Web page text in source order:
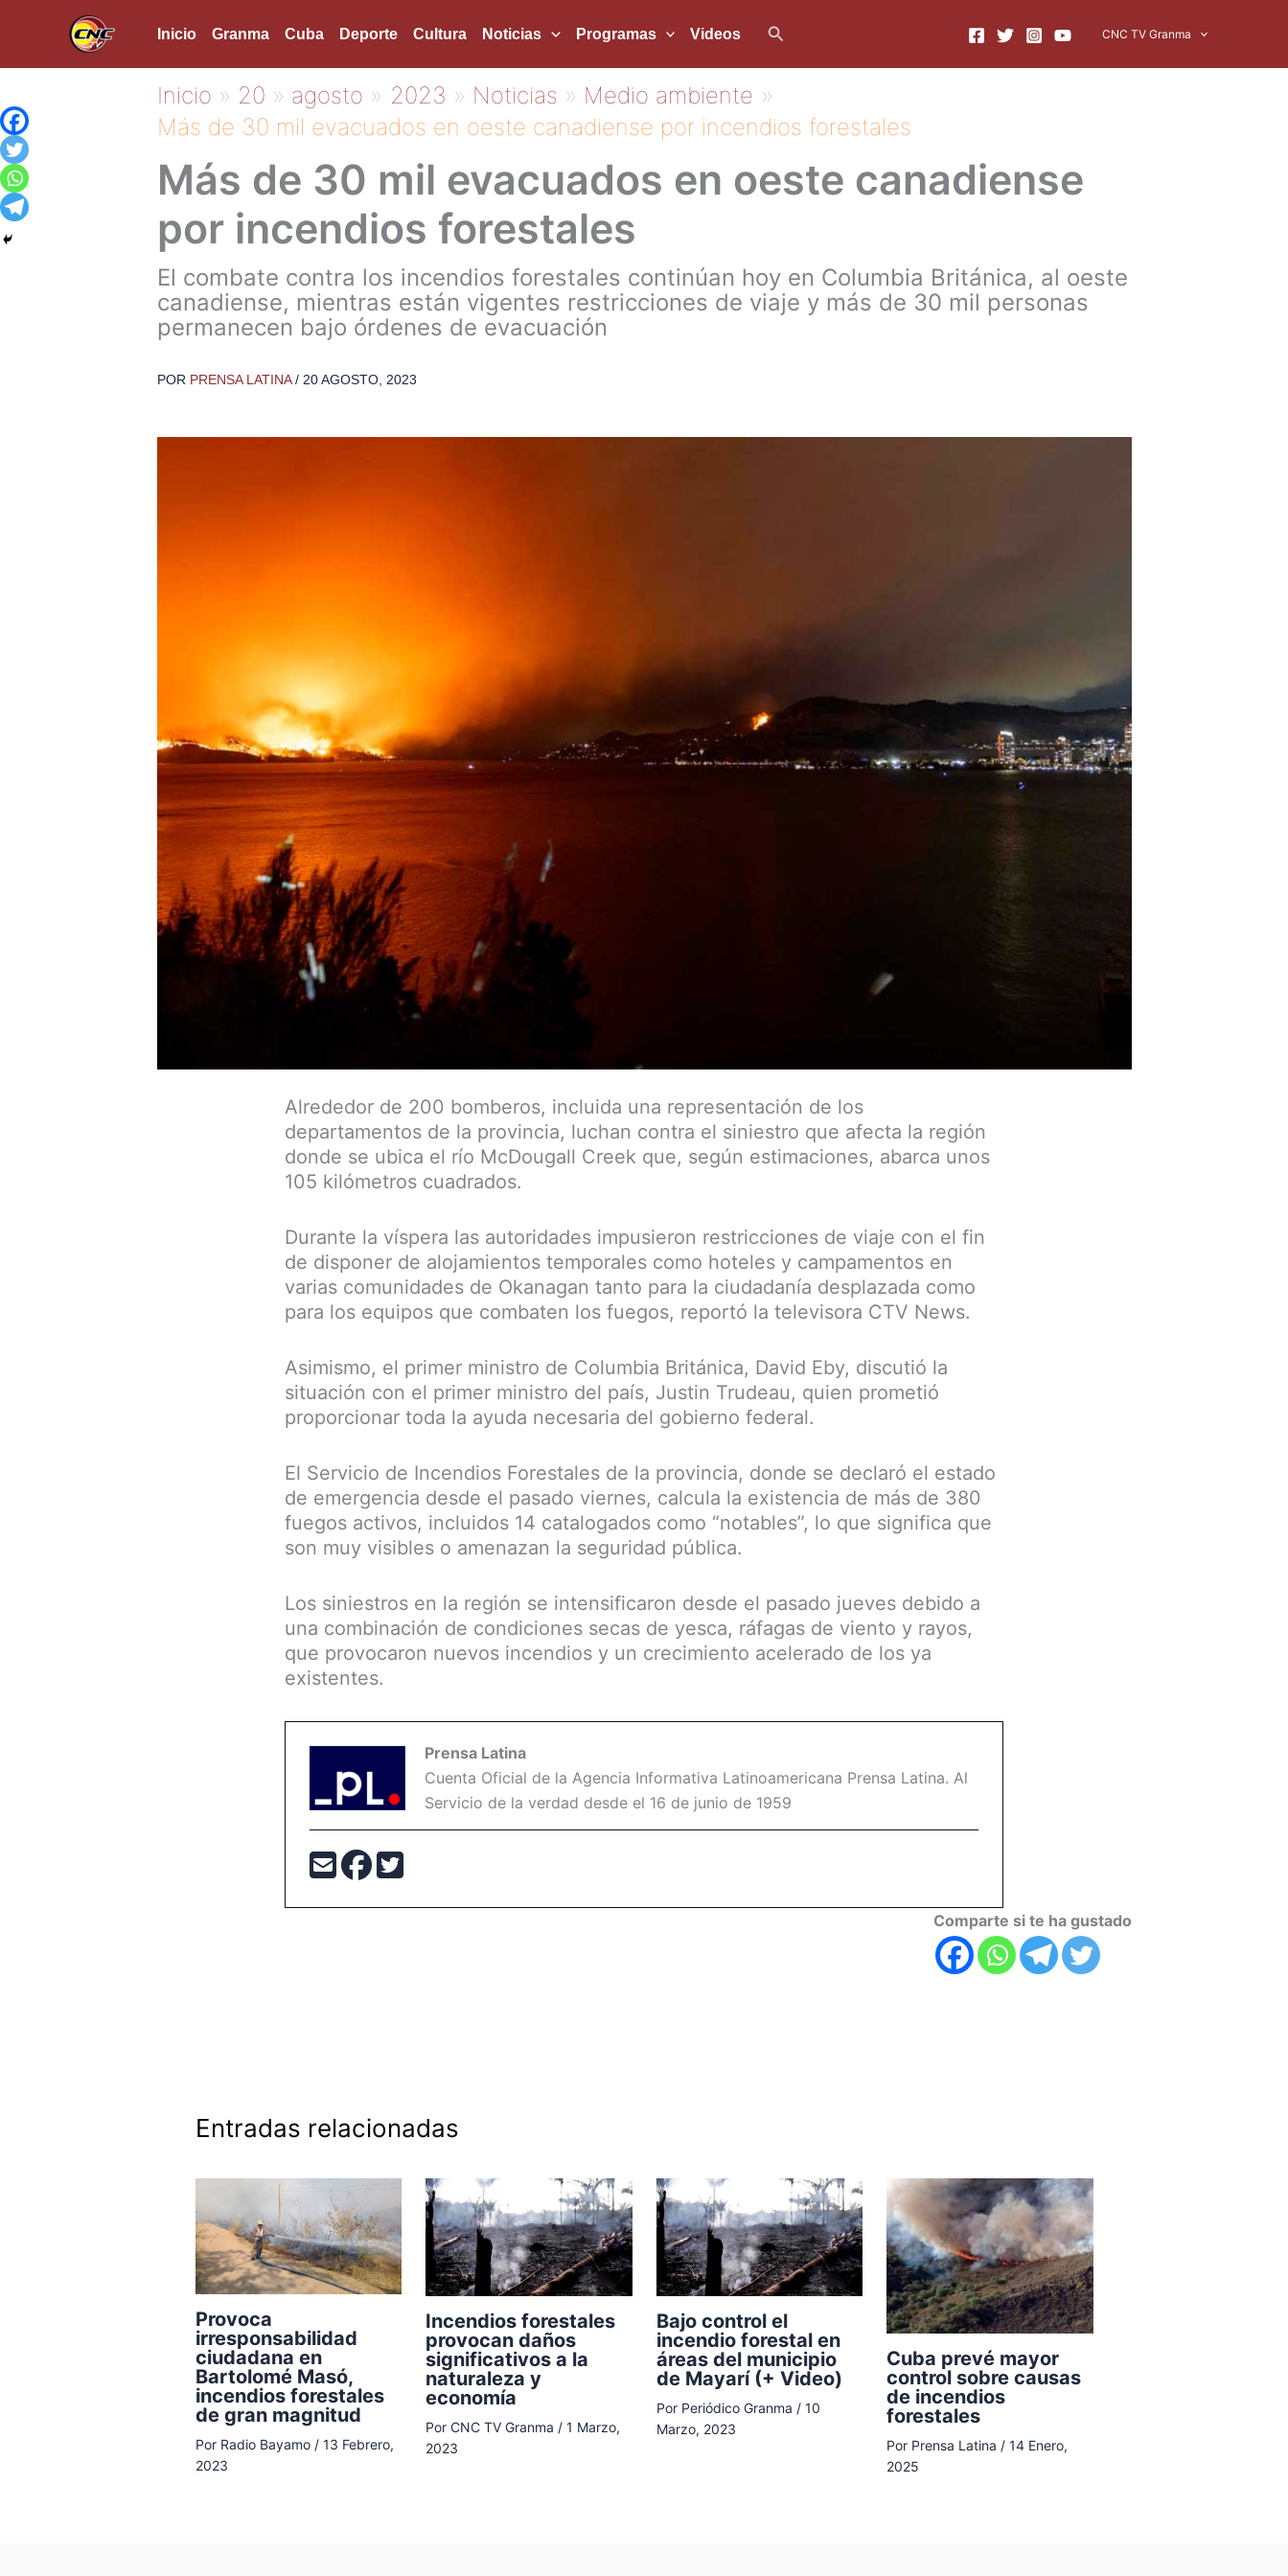
Inicio Granma Cuba Deporte Cultura Noticias Programas Videos Buscar CNC TV Granma
Inicio 20 agosto 2023 Noticias
Medio ambiente
Más de 30 mil evacuados en oeste canadiense por incendios forestales
Más de 30 mil evacuados en oeste canadiense
por incendios forestales
El combate contra los incendios forestales continúan hoy en Columbia Británica, al oeste
canadiense, mientras están vigentes restricciones de viaje y más de 30 mil personas
permanecen bajo órdenes de evacuación
POR PRENSA LATINA/ 20 AGOSTO, 2023
Alrededor de 200 bomberos, incluida una representación de los
departamentos de la provincia, luchan contra el siniestro que afecta la región
donde se ubica el río McDougall Creek que, según estimaciones, abarca unos
105 kilómetros cuadrados.
Durante la víspera las autoridades impusieron restricciones de viaje con el fin
de disponer de alojamientos temporales como hoteles y campamentos en
varias comunidades de Okanagan tanto para la ciudadanía desplazada como
para los equipos que combaten los fuegos, reportó la televisora CTV News.
Asimismo, el primer ministro de Columbia Británica, David Eby, discutió la
situación con el primer ministro del país, Justin Trudeau, quien prometió
proporcionar toda la ayuda necesaria del gobierno federal.
El Servicio de Incendios Forestales de la provincia, donde se declaró el estado
de emergencia desde el pasado viernes, calcula la existencia de más de 380
fuegos activos, incluidos 14 catalogados como “notables”, lo que significa que
son muy visibles o amenazan la seguridad pública.
Los siniestros en la región se intensificaron desde el pasado jueves debido a
una combinación de condiciones secas de yesca, ráfagas de viento y rayos,
que provocaron nuevos incendios y un crecimiento acelerado de los ya
existentes.
Prensa Latina
Cuenta Oficial de la Agencia Informativa Latinoamericana Prensa Latina. Al
Servicio de la verdad desde el 16 de junio de 1959
Comparte si te ha gustado
Entradas relacionadas
Provoca
irresponsabilidad
ciudadana en
Bartolomé Masó,
incendios forestales
de gran magnitud
Por Radio Bayamo / 13 Febrero,
2023
Incendios forestales
provocan daños
significativos a la
naturaleza y
economía
Por CNC TV Granma / 1 Marzo,
2023
Bajo control el
incendio forestal en
áreas del municipio
de Mayarí (+ Video)
Por Periódico Granma / 10
Marzo, 2023
Cuba prevé mayor
control sobre causas
de incendios
forestales
Por Prensa Latina / 14 Enero,
2025